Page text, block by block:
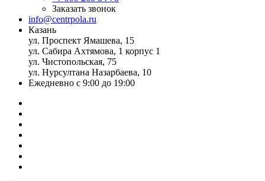
Заказать звонок
info@centrpola.ru
Казань
ул. Проспект Ямашева, 15
ул. Сабира Ахтямова, 1 корпус 1
ул. Чистопольская, 75
ул. Нурсултана Назарбаева, 10
Ежедневно с 9:00 до 19:00